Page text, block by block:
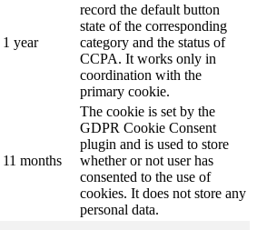
1 year
record the default button
state of the corresponding
category and the status of
CCPA. It works only in
coordination with the
primary cookie.
11 months
The cookie is set by the
GDPR Cookie Consent
plugin and is used to store
whether or not user has
consented to the use of
cookies. It does not store any
personal data.